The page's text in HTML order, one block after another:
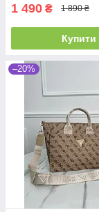
1 490 ₴ 1 890 ₴
Купити
–20%